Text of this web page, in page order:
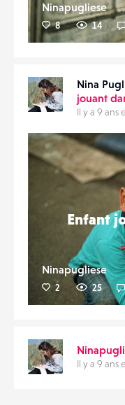
Ninapugliese
8 14
Nina
jouant
Il y a 9 ans
Enfant
Ninapugliese
2 25
Il y a 9 ans